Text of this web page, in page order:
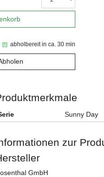
abholbereit in ca. 30 min
Sunny Day
zur
GmbH